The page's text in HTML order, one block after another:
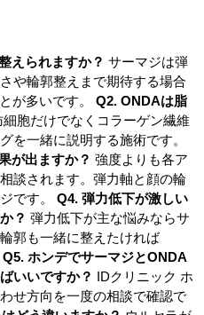
えられますか？ サーマジは弾
や輪郭整えまで期待する場合
が多いです。 Q2. ONDAは脂
細胞だけでなくコラーゲン繊維
を一緒に説明する施術です。
が出ますか？ 強度よりも各ア
談されます。弾力軸と顔の輪
です。 Q4. 弾力低下が激しい
？ 弾力低下が主な悩みならサ
郭も一緒に整えたければ
Q5. ホンデでサーマジとONDA
いいですか？
IDクリニック ホ
せ方向を一度の相談で確認で